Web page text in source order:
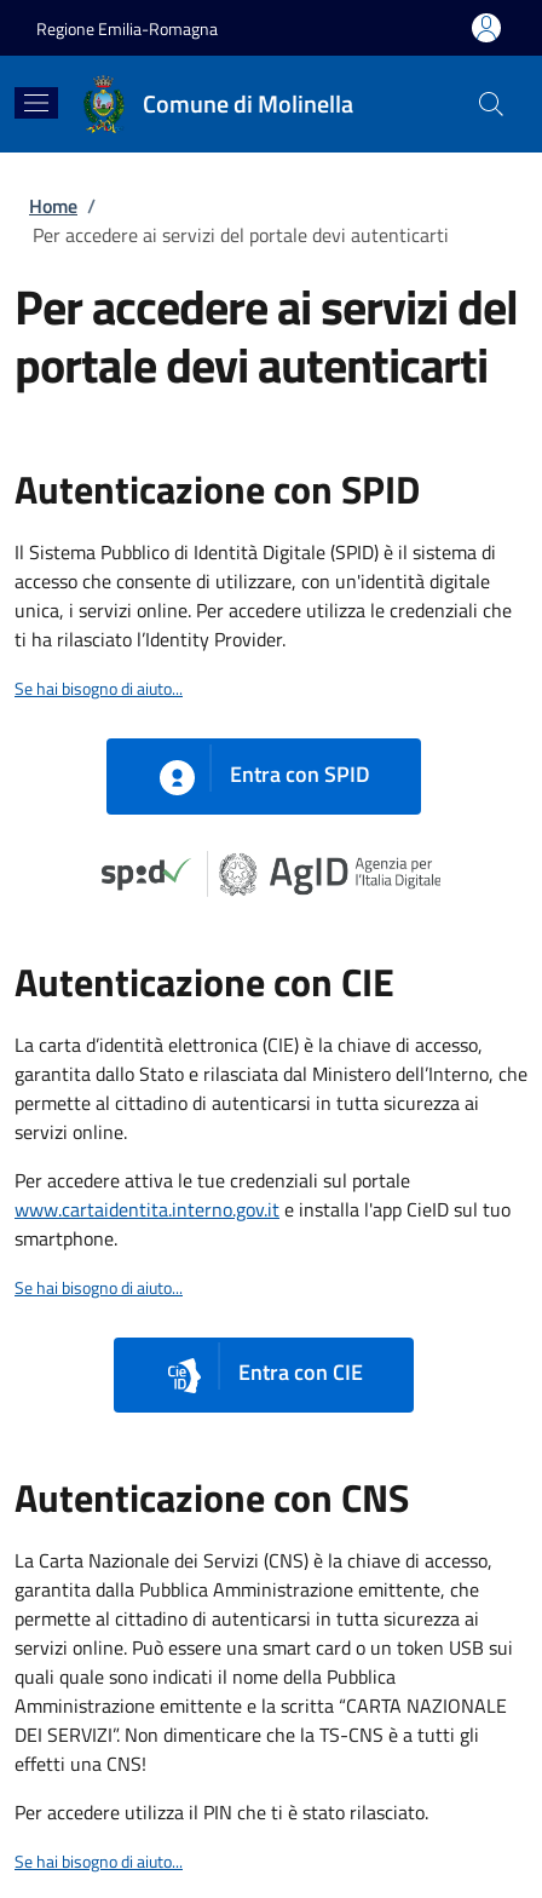
Regione Emilia-Romagna
Comune di Molinella
Briciole di pane
Home /
Per accedere ai servizi del portale devi autenticarti
Per accedere ai servizi del
portale devi autenticarti
Autenticazione con SPID
Il Sistema Pubblico di Identità Digitale (SPID) è il sistema di
accesso che consente di utilizzare, con un'identità digitale
unica, i servizi online. Per accedere utilizza le credenziali che
ti ha rilasciato l’Identity Provider.
Se hai bisogno di aiuto...
Entra con SPID
Autenticazione con CIE
La carta d’identità elettronica (CIE) è la chiave di accesso,
garantita dallo Stato e rilasciata dal Ministero dell’Interno, che
permette al cittadino di autenticarsi in tutta sicurezza ai
servizi online.
Per accedere attiva le tue credenziali sul portale
www.cartaidentita.interno.gov.ite installa l'app CieID sul tuo
smartphone.
Se hai bisogno di aiuto...
Entra con CIE
Autenticazione con CNS
La Carta Nazionale dei Servizi (CNS) è la chiave di accesso,
garantita dalla Pubblica Amministrazione emittente, che
permette al cittadino di autenticarsi in tutta sicurezza ai
servizi online. Può essere una smart card o un token USB sui
quali quale sono indicati il nome della Pubblica
Amministrazione emittente e la scritta “CARTA NAZIONALE
DEI SERVIZI”. Non dimenticare che la TS-CNS è a tutti gli
effetti una CNS!
Per accedere utilizza il PIN che ti è stato rilasciato.
Se hai bisogno di aiuto...